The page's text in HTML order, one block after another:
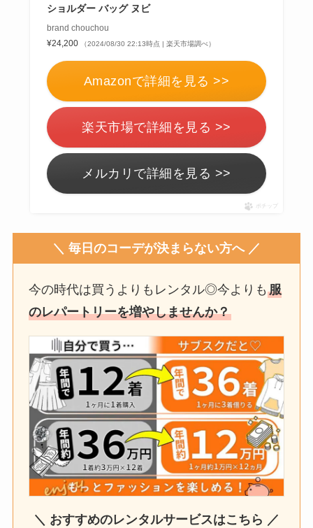
ショルダー バッグ ヌビ
brand chouchou
¥24,200
（2024/08/30 22:13時点 | 楽天市場調べ）
Amazonで詳細を見る >>
楽天市場で詳細を見る >>
メルカリで詳細を見る >>
ポチップ
＼ 毎日のコーデが決まらない方へ ／
今の時代は買うよりもレンタル◎今よりも服
のレパートリーを増やしませんか？
＼ おすすめのレンタルサービスはこちら ／